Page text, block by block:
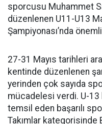
sporcusu Muhammet
düzenlenen U11-U13
Şampiyonası’nda
27-31 Mayıs tarihleri
kentinde düzenlenen
yerinden çok sayıda
mücadelesi verdi. U-
temsil eden başarılı
Takımlar kategorisinde